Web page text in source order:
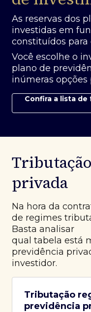
As reservas dos
investidas em
constituídos para
Você escolhe o
plano de
inúmeras opções
Confira a lista
privada
Na hora da
de regimes
Basta analisar
qual tabela está
previdência
investidor.
Tributação
previdência